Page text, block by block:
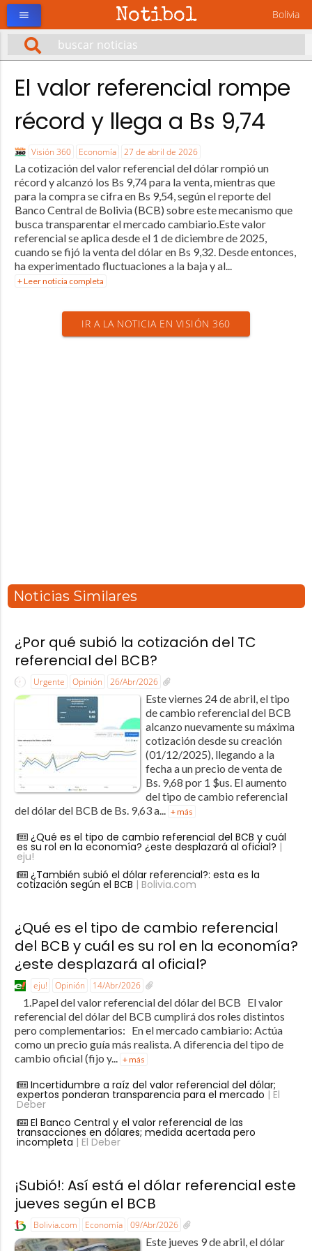
Notibol Bolivia
menu
El valor referencial rompe
récord y llega a Bs 9,74
Visión 360 Economía 27 de abril de 2026
La cotización del valor referencial del dólar rompió un
récord y alcanzó los Bs 9,74 para la venta, mientras que
para la compra se cifra en Bs 9,54, según el reporte del
Banco Central de Bolivia (BCB) sobre este mecanismo que
busca transparentar el mercado cambiario.Este valor
referencial se aplica desde el 1 de diciembre de 2025,
cuando se fijó la venta del dólar en Bs 9,32. Desde entonces,
ha experimentado fluctuaciones a la baja y al...
+ Leer noticia completa
IR A LA NOTICIA EN VISIÓN 360
Noticias Similares
¿Por qué subió la cotización del TC
referencial del BCB?
Urgente Opinión 26/Abr/2026
Este viernes 24 de abril, el tipo
de cambio referencial del BCB
alcanzo nuevamente su máxima
cotización desde su creación
(01/12/2025), llegando a la
fecha a un precio de venta de
Bs. 9,68 por 1 $us. El aumento
del tipo de cambio referencial
del dólar del BCB de Bs. 9,63 a... + más
¿Qué es el tipo de cambio referencial del BCB y cuál
es su rol en la economía? ¿este desplazará al oficial? |
eju!
¿También subió el dólar referencial?: esta es la
cotización según el BCB | Bolivia.com
¿Qué es el tipo de cambio referencial
del BCB y cuál es su rol en la economía?
¿este desplazará al oficial?
eju! Opinión 14/Abr/2026
1.Papel del valor referencial del dólar del BCB El valor
referencial del dólar del BCB cumplirá dos roles distintos
pero complementarios: En el mercado cambiario: Actúa
como un precio guía más realista. A diferencia del tipo de
cambio oficial (fijo y...
+ más
Incertidumbre a raíz del valor referencial del dólar;
expertos ponderan transparencia para el mercado | El
Deber
El Banco Central y el valor referencial de las
transacciones en dólares; medida acertada pero
incompleta | El Deber
¡Subió!: Así está el dólar referencial este
jueves según el BCB
Bolivia.com Economía 09/Abr/2026
Este jueves 9 de abril, el dólar